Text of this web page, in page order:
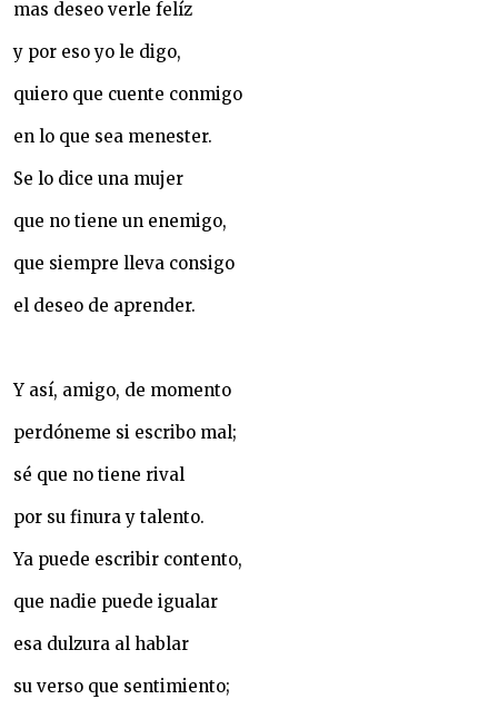
mas deseo verle felíz
y por eso yo le digo,
quiero que cuente conmigo
en lo que sea menester.
Se lo dice una mujer
que no tiene un enemigo,
que siempre lleva consigo
el deseo de aprender.
Y así, amigo, de momento
perdóneme si escribo mal;
sé que no tiene rival
por su finura y talento.
Ya puede escribir contento,
que nadie puede igualar
esa dulzura al hablar
su verso que sentimiento;